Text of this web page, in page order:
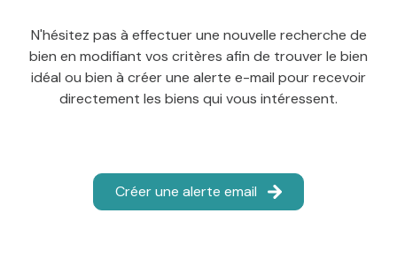
N'hésitez pas à effectuer une nouvelle recherche de
bien en modifiant vos critères afin de trouver le bien
idéal ou bien à créer une alerte e-mail pour recevoir
directement les biens qui vous intéressent.
Créer une alerte email